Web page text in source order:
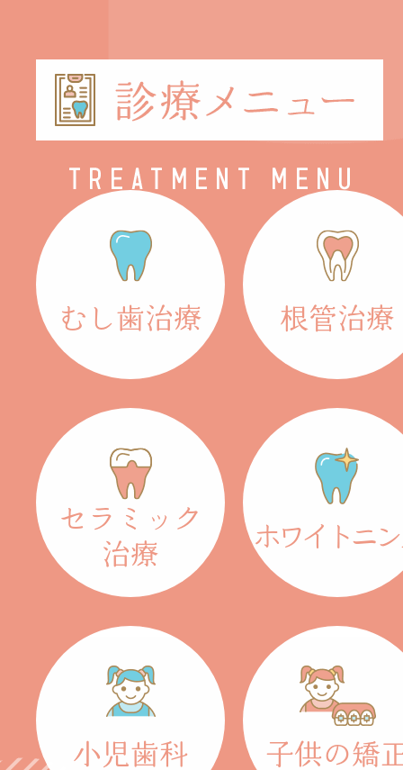
むし歯治療 根管治療
セラミック
治療
ホワイトニ
小児歯科 子供の矯